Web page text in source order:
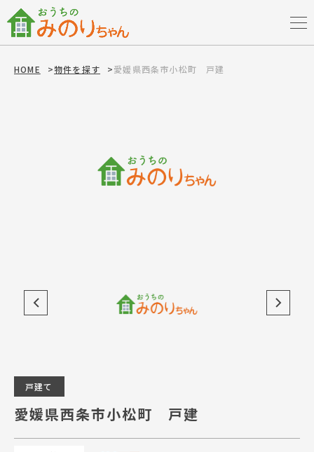
HOME >物件を探す >愛媛県西条市小松町 戸建
戸建て
愛媛県西条市小松町 戸建